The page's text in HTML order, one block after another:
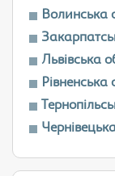
Волинська
Львівська
Рівненська